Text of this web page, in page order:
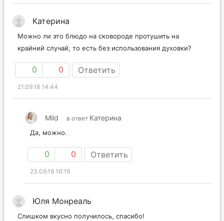
Катерина
Можно ли это блюдо на сковороде протушить на
крайний случай, то есть без использования духовки?
0 0 Ответить
21.09.18 14:44
Mild в ответ Катерина
Да, можно.
0 0 Ответить
23.09.18 16:19
Юля Монреаль
Слишком вкусно получилось, спасибо!